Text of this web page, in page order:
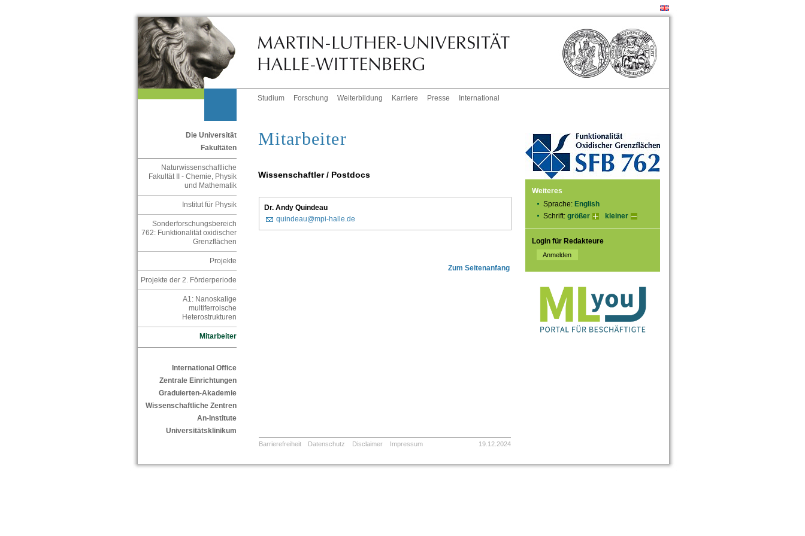
Studium Forschung Weiterbildung Karriere Presse International
Die Universität
Fakultäten
Naturwissenschaftliche
Fakultät II - Chemie, Physik
und Mathematik
Institut für Physik
Sonderforschungsbereich
762: Funktionalität oxidischer
Grenzflächen
Projekte
Projekte der 2. Förderperiode
A1: Nanoskalige
multiferroische
Heterostrukturen
Mitarbeiter
International Office
Zentrale Einrichtungen
Graduierten-Akademie
Wissenschaftliche Zentren
An-Institute
Universitätsklinikum
Weiteres
Sprache: English
Schrift: größer kleiner
Login für Redakteure
Mitarbeiter
Wissenschaftler / Postdocs
Dr. Andy Quindeau
quindeau@mpi-halle.de
Zum Seitenanfang
Barrierefreiheit Datenschutz Disclaimer Impressum 19.12.2024